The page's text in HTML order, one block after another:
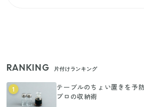
RANKING 片付けランキング
1
テーブルのちょい置きを予
プロの収納術